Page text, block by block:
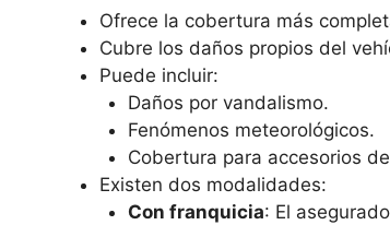
Ofrece la cobertura más
Cubre los daños propios del
Puede incluir:
Daños por vandalismo.
Fenómenos meteorológicos.
Cobertura para accesorios
Existen dos modalidades:
Con franquicia: El